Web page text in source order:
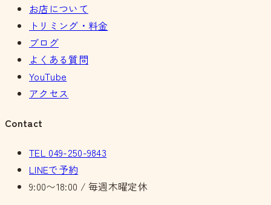
お店について
トリミング・料金
ブログ
よくある質問
YouTube
アクセス
Contact
TEL 049-250-9843
LINEで予約
9:00〜18:00 / 毎週木曜定休